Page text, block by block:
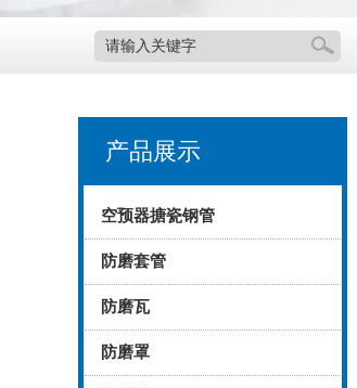
产品展示
空预器搪瓷钢管
防磨套管
防磨瓦
防磨罩